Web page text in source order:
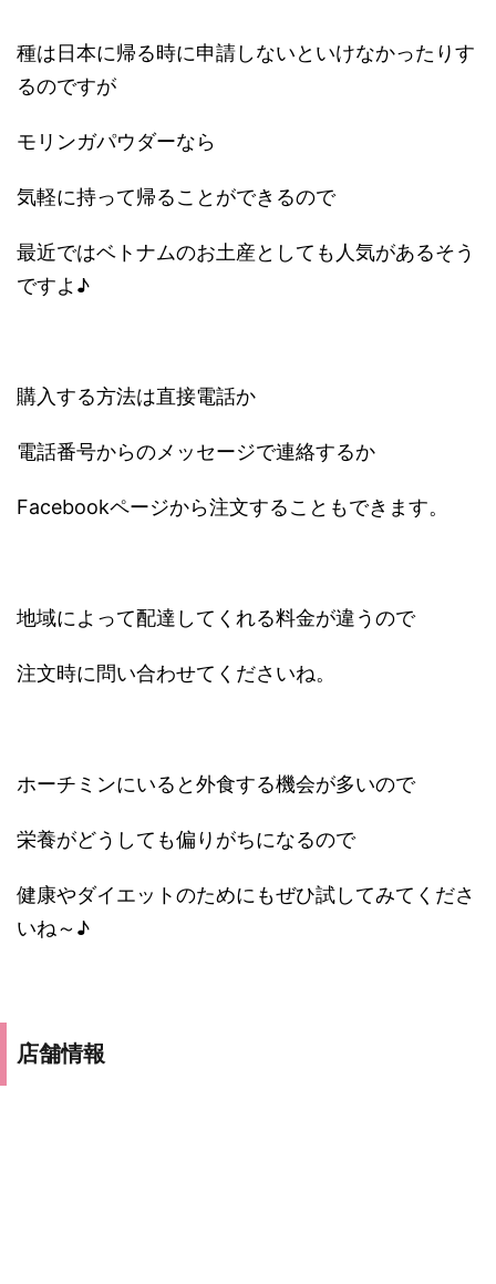
種は日本に帰る時に申請しないといけなかったりす
るのですが
モリンガパウダーなら
気軽に持って帰ることができるので
最近ではベトナムのお土産としても人気があるそう
ですよ♪
購入する方法は直接電話か
電話番号からのメッセージで連絡するか
Facebookページから注文することもできます。
地域によって配達してくれる料金が違うので
注文時に問い合わせてくださいね。
ホーチミンにいると外食する機会が多いので
栄養がどうしても偏りがちになるので
健康やダイエットのためにもぜひ試してみてくださ
いね～♪
店舗情報